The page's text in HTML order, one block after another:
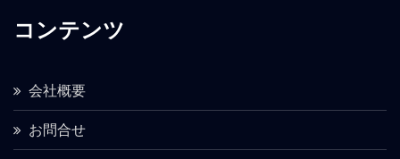
コンテンツ
会社概要
お問合せ